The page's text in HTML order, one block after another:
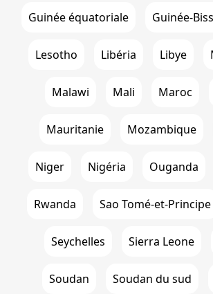
Guinée équatoriale Guinée-
Lesotho Libéria Libye
Malawi Mali Maroc
Mauritanie Mozambique
Niger Nigéria Ouganda
Rwanda Sao Tomé-et-Principe
Seychelles Sierra Leone
Soudan Soudan du sud